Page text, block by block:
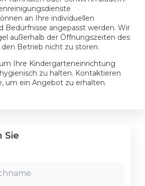
an Ihre individuellen
Bedürfnisse angepasst werden. Wir
außerhalb der Öffnungszeiten des
Betrieb nicht zu stören.
Ihre Kindergarteneinrichtung
zu halten. Kontaktieren
um ein Angebot zu erhalten.
Sie